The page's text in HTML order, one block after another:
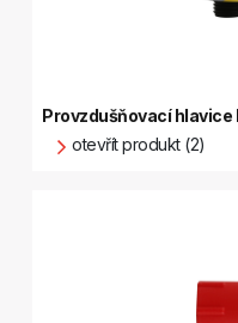
Provzdušňovací
otevřít produkt (2)